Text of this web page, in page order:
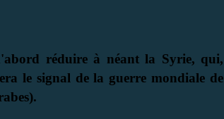
réduire à néant la Syrie, qui,
le signal de la guerre mondiale de